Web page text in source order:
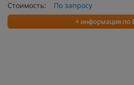
Стоимость:
По запросу
+ информация по